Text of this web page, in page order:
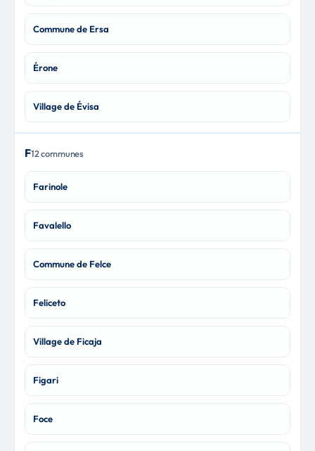
Commune de Ersa
Érone
Village de Évisa
F12 communes
Farinole
Favalello
Commune de Felce
Feliceto
Village de Ficaja
Figari
Foce